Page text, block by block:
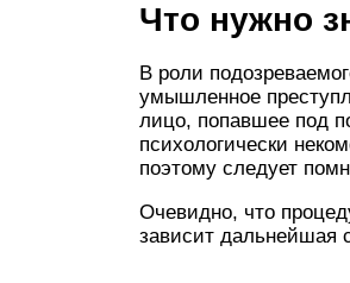
Что нужно
В роли
умышленное
лицо, попавшее под
психологически
поэтому следует
Очевидно, что
зависит дальнейшая